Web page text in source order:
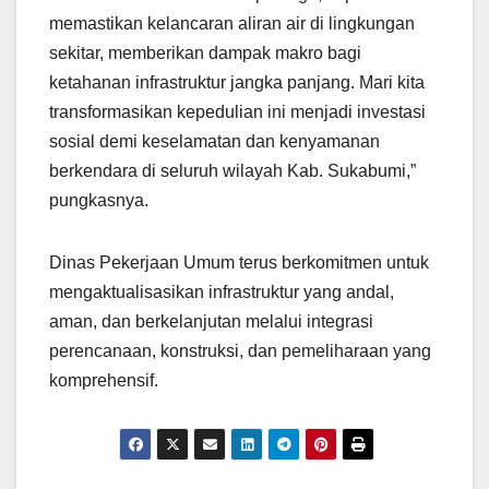
memastikan kelancaran aliran air di lingkungan
sekitar, memberikan dampak makro bagi
ketahanan infrastruktur jangka panjang. Mari kita
transformasikan kepedulian ini menjadi investasi
sosial demi keselamatan dan kenyamanan
berkendara di seluruh wilayah Kab. Sukabumi,”
pungkasnya.
Dinas Pekerjaan Umum terus berkomitmen untuk
mengaktualisasikan infrastruktur yang andal,
aman, dan berkelanjutan melalui integrasi
perencanaan, konstruksi, dan pemeliharaan yang
komprehensif.